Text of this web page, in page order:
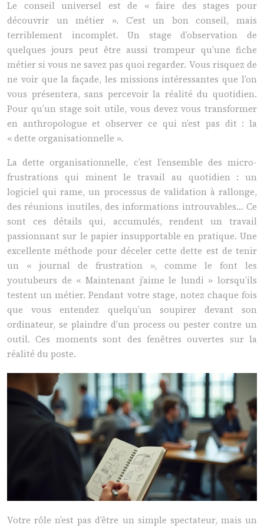
Le conseil universel est de « faire des stages pour
découvrir un métier ». C’est un bon conseil, mais
terriblement incomplet. Un stage d’observation de
quelques jours peut être aussi trompeur qu’une fiche
métier si vous ne savez pas quoi regarder. Vous risquez de
ne voir que la façade, les missions intéressantes que l’on
vous présentera, sans percevoir la réalité du quotidien.
Pour qu’un stage soit utile, vous devez vous transformer
en anthropologue et observer ce qui n’est pas dit : la
« dette organisationnelle ».
La dette organisationnelle, c’est l’ensemble des micro-
frustrations qui minent le travail au quotidien : un
logiciel qui rame, un processus de validation à rallonge,
des réunions inutiles, des informations introuvables… Ce
sont ces détails qui, accumulés, rendent un travail
passionnant sur le papier insupportable en pratique. Une
excellente méthode pour déceler cette dette est de tenir
un « journal de frustration », comme le font les
youtubeurs de « Maintenant j’aime le lundi » lorsqu’ils
testent un métier. Pendant votre stage, notez chaque fois
que vous entendez quelqu’un soupirer devant son
ordinateur, se plaindre d’un process ou pester contre un
outil. Ces moments sont des fenêtres ouvertes sur la
réalité du poste.
Votre rôle n’est pas d’être un simple spectateur, mais un